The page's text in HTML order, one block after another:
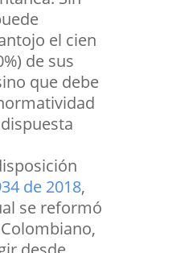
el cien
de sus
que debe
de 2018,
se reformó